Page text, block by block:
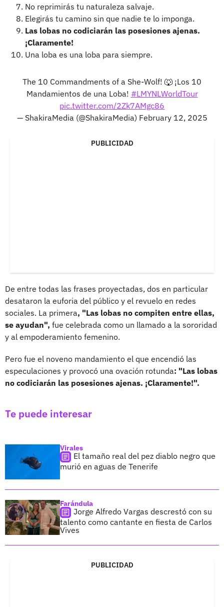
No reprimirás tu naturaleza salvaje.
Elegirás tu camino sin que nadie te lo imponga.
Las lobas no codiciarán las posesiones ajenas.
¡Claramente!
Una loba es una loba para siempre.
The 10 Commandments of a She-Wolf! 🐺 ¡Los 10
Mandamientos de una Loba! #LMYNLWorldTour
pic.twitter.com/2Zk7AMgc86
— ShakiraMedia (@ShakiraMedia) February 12, 2025
PUBLICIDAD
De entre todas las frases proyectadas, dos en particular
desataron la euforia del público y el revuelo en redes
sociales. La primera, "Las lobas no compiten entre ellas,
se ayudan", fue celebrada como un llamado a la sororidad
y al empoderamiento femenino.
Pero fue el noveno mandamiento el que encendió las
especulaciones y provocó una ovación rotunda: "Las lobas
no codiciarán las posesiones ajenas. ¡Claramente!".
Te puede interesar
Virales
El tamaño real del pez diablo negro que
murió en aguas de Tenerife
Farándula
Jorge Alfredo Vargas descrestó con su
talento como cantante en fiesta de Carlos
Vives
PUBLICIDAD